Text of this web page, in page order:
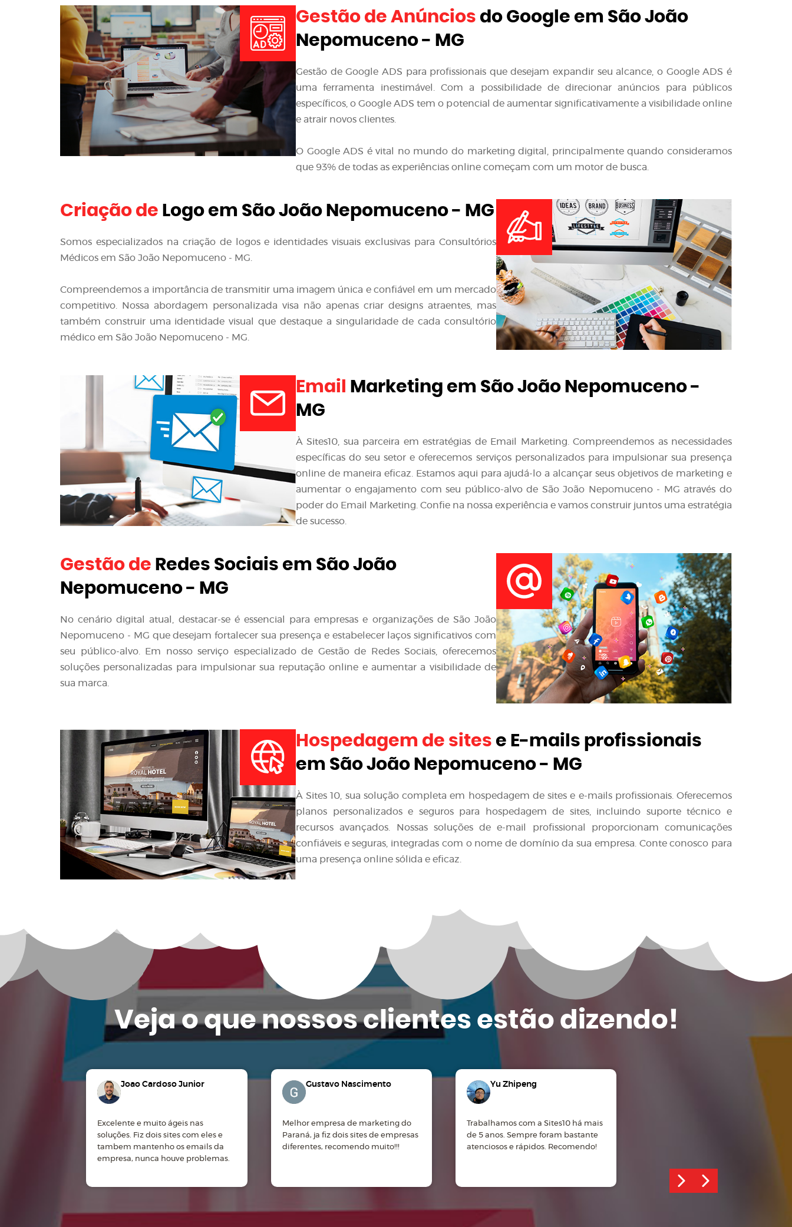
Gestão de Anúncios do Google em São João
Nepomuceno - MG
Gestão de Google ADS para profissionais que desejam expandir seu alcance, o Google ADS é
uma ferramenta inestimável. Com a possibilidade de direcionar anúncios para públicos
específicos, o Google ADS tem o potencial de aumentar significativamente a visibilidade online
e atrair novos clientes.
O Google ADS é vital no mundo do marketing digital, principalmente quando consideramos
que 93% de todas as experiências online começam com um motor de busca.
Criação de Logo em São João Nepomuceno - MG
Somos especializados na criação de logos e identidades visuais exclusivas para Consultórios
Médicos em São João Nepomuceno - MG.
Compreendemos a importância de transmitir uma imagem única e confiável em um mercado
competitivo. Nossa abordagem personalizada visa não apenas criar designs atraentes, mas
também construir uma identidade visual que destaque a singularidade de cada consultório
médico em São João Nepomuceno - MG.
Email
Marketing em São João Nepomuceno -
MG
À Sites10, sua parceira em estratégias de Email Marketing. Compreendemos as necessidades
específicas do seu setor e oferecemos serviços personalizados para impulsionar sua presença
online de maneira eficaz. Estamos aqui para ajudá-lo a alcançar seus objetivos de marketing e
aumentar o engajamento com seu público-alvo de São João Nepomuceno - MG através do
poder do Email Marketing. Confie na nossa experiência e vamos construir juntos uma estratégia
de sucesso.
Gestão de Redes Sociais em São João
Nepomuceno - MG
No cenário digital atual, destacar-se é essencial para empresas e organizações de São João
Nepomuceno - MG que desejam fortalecer sua presença e estabelecer laços significativos com
seu público-alvo. Em nosso serviço especializado de Gestão de Redes Sociais, oferecemos
soluções personalizadas para impulsionar sua reputação online e aumentar a visibilidade de
sua marca.
Hospedagem de sites e E-mails profissionais
em São João Nepomuceno - MG
À Sites 10, sua solução completa em hospedagem de sites e e-mails profissionais. Oferecemos
planos personalizados e seguros para hospedagem de sites, incluindo suporte técnico e
recursos avançados. Nossas soluções de e-mail profissional proporcionam comunicações
confiáveis e seguras, integradas com o nome de domínio da sua empresa. Conte conosco para
uma presença online sólida e eficaz.
Veja o quenossos clientes estão dizendo!
Joao Cardoso Junior
Excelente e muito ágeis nas
soluções. Fiz dois sites com eles e
tambem mantenho os emails da
empresa, nunca houve problemas.
Gustavo Nascimento
Melhor empresa de marketing do
Paraná, ja fiz dois sites de empresas
diferentes, recomendo muito!!!
Yu Zhipeng
Trabalhamos com a Sites10 há mais
de 5 anos. Sempre foram bastante
atenciosos e rápidos. Recomendo!
desenvolvido com profissionalismo!